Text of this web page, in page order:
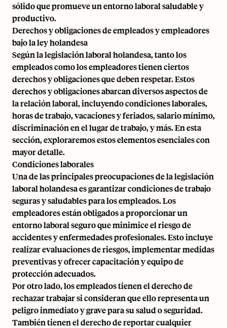
sólido que promueve un entorno laboral saludable y
productivo.
Derechos y obligaciones de empleados y empleadores
bajo la ley holandesa
Según la legislación laboral holandesa, tanto los
empleados como los empleadores tienen ciertos
derechos y obligaciones que deben respetar. Estos
derechos y obligaciones abarcan diversos aspectos de
la relación laboral, incluyendo condiciones laborales,
horas de trabajo, vacaciones y feriados, salario mínimo,
discriminación en el lugar de trabajo, y más. En esta
sección, exploraremos estos elementos esenciales con
mayor detalle.
Condiciones laborales
Una de las principales preocupaciones de la legislación
laboral holandesa es garantizar condiciones de trabajo
seguras y saludables para los empleados. Los
empleadores están obligados a proporcionar un
entorno laboral seguro que minimice el riesgo de
accidentes y enfermedades profesionales. Esto incluye
realizar evaluaciones de riesgos, implementar medidas
preventivas y ofrecer capacitación y equipo de
protección adecuados.
Por otro lado, los empleados tienen el derecho de
rechazar trabajar si consideran que ello representa un
peligro inmediato y grave para su salud o seguridad.
También tienen el derecho de reportar cualquier